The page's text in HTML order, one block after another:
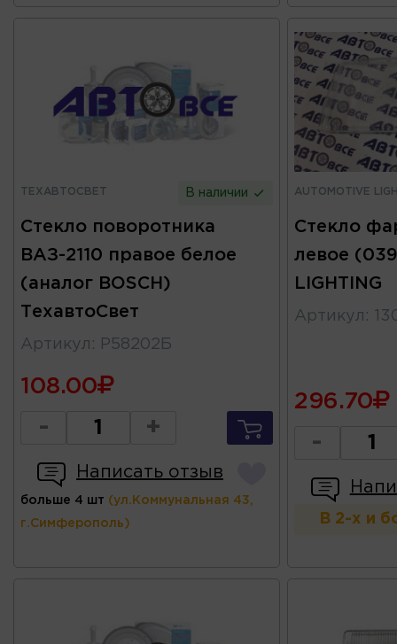
ТЕХАВТОСВЕТ В наличии
Стекло поворотника
ВАЗ-2110 правое белое
(аналог BOSCH)
ТехавтоСвет
Артикул : Р58202Б
108.00
- +
Написать отзыв
больше 4 шт (ул.Коммунальная 43,
г.Симферополь)
AUTOMOTIVE
Стекло
левое
LIGHTING
Артикул :
296.70
-
В 2-х и